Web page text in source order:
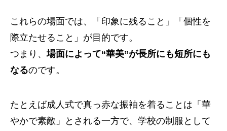
これらの場面では、「印象に残ること」「個性を
際立たせること」が目的です。
つまり、場面によって“華美”が長所にも短所にも
なるのです。
たとえば成人式で真っ赤な振袖を着ることは「華
やかで素敵」とされる一方で、学校の制服として